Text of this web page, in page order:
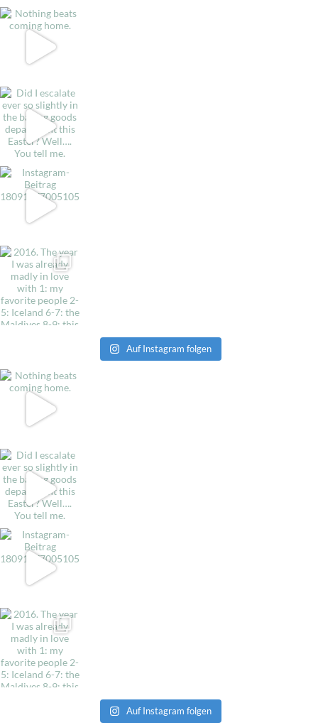
Auf Instagram folgen
Auf Instagram folgen